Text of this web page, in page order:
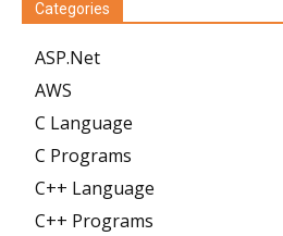
Categories
ASP.Net
AWS
C Language
C Programs
C++ Language
C++ Programs